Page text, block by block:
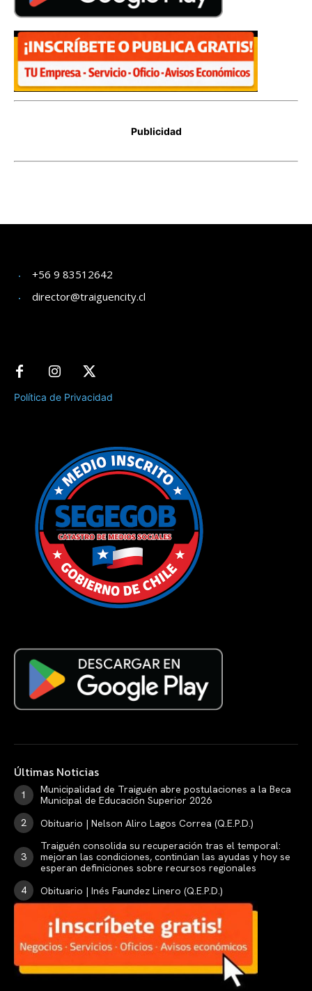
+56 9 83512642
director@traiguencity.cl
Política de Privacidad
Últimas Noticias
Municipalidad de Traiguén abre postulaciones a la Beca
Municipal de Educación Superior 2026
Obituario | Nelson Aliro Lagos Correa (Q.E.P.D.)
Traiguén consolida su recuperación tras el temporal:
mejoran las condiciones, continúan las ayudas y hoy se
esperan definiciones sobre recursos regionales
Obituario | Inés Faundez Linero (Q.E.P.D.)